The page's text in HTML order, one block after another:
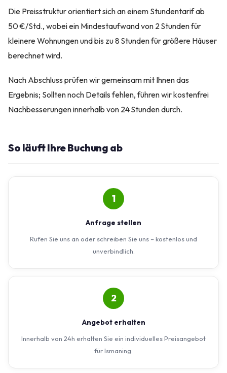
Die Preisstruktur orientiert sich an einem Stunden­tarif ab
50 €/Std., wobei ein Mindestaufwand von 2 Stunden für
kleinere Wohnungen und bis zu 8 Stunden für größere Häuser
berechnet wird.
Nach Abschluss prüfen wir gemeinsam mit Ihnen das
Ergebnis; Sollten noch Details fehlen, führen wir kostenfrei
Nachbesserungen innerhalb von 24 Stunden durch.
So läuft Ihre Buchung ab
1
Anfrage stellen
Rufen Sie uns an oder schreiben Sie uns – kostenlos und
unverbindlich.
2
Angebot erhalten
Innerhalb von 24h erhalten Sie ein individuelles Preisangebot
für Ismaning.